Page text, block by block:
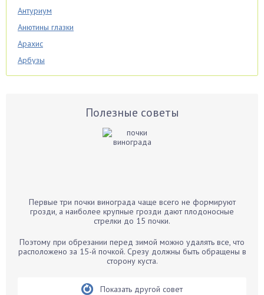
Антуриум
Анютины глазки
Арахис
Арбузы
Аспарагус
Бархатцы
Белые грибы
Бирючина
Полезные советы
Первые три почки винограда чаще всего не формируют
грозди, а наиболее крупные грозди дают плодоносные
стрелки до 15 почки.
Поэтому при обрезании перед зимой можно удалять все, что
расположено за 15-й почкой. Срезу должны быть обращены в
сторону куста.
Показать другой совет